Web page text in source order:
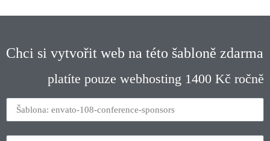
Chci si vytvořit web na této šabloně zdarma
platíte pouze webhosting 1400 Kč ročně